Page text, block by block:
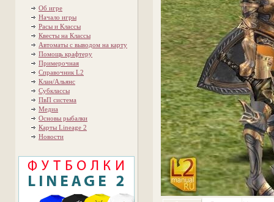
Об игре
Начало игры
Расы и Классы
Квесты на Классы
Автоматы с выводом на карту
Помощь крафтеру
Примерочная
Справочник L2
Клан/Альянс
Субклассы
ПвП система
Медиа
Основы рыбалки
Карты Lineage 2
Новости